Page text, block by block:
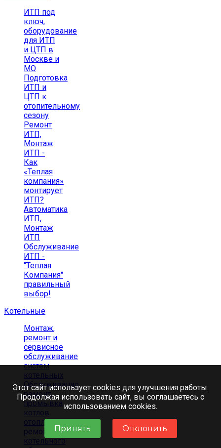
Этот сайт использует cookies для улучшения работы.
Продолжая использовать сайт, вы соглашаетесь с
использованием cookies.
Принять Отклонить
ИТП под
ключ,
оборудование
для ИТП
и ЦТП в
Москве и
МО
Подготовка
ИТП и
ЦТП к
отопительному
сезону
Ремонт
ИТП,
Монтаж
ИТП -
Как
«Теплая
компания»
монтирует
ИТП?
Автоматика
ИТП,
Монтаж
ИТП
Обслуживание
ИТП -
"Теплая
Компания"
правильный
выбор!
Котельные
Монтаж,
ремонт и
сервисное
обслуживание
систем
котельных
Обслуживание,
ремонт,
промывка
котлов
отопления,
ремонт
котельного